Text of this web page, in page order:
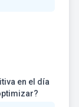
en el día